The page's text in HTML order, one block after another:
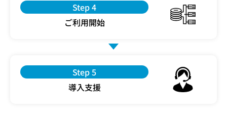
Step 4
ご利用開始
Step 5
導入支援